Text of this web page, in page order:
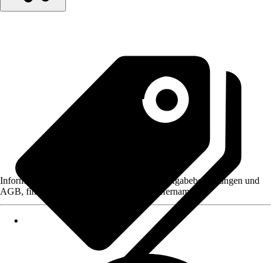
Informationen des Verkäufers, wie z. B. Rückgabebedingungen und
AGB, finden Sie bei Klick auf den Verkäufernamen.